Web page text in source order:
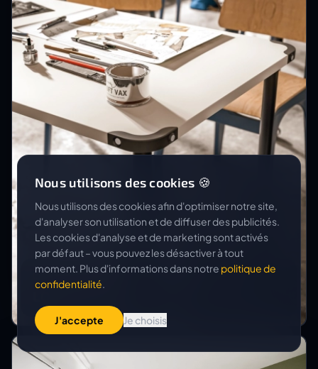
Nous utilisons des cookies 🍪
Nous utilisons des cookies afin d'optimiser notre site,
d'analyser son utilisation et de diffuser des publicités.
Les cookies d'analyse et de marketing sont activés
par défaut – vous pouvez les désactiver à tout
moment. Plus d'informations dans notre politique de
confidentialité.
J'accepte Je choisis